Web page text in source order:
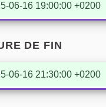
06-16 19:00:00 +0200
DE FIN
06-16 21:30:00 +0200